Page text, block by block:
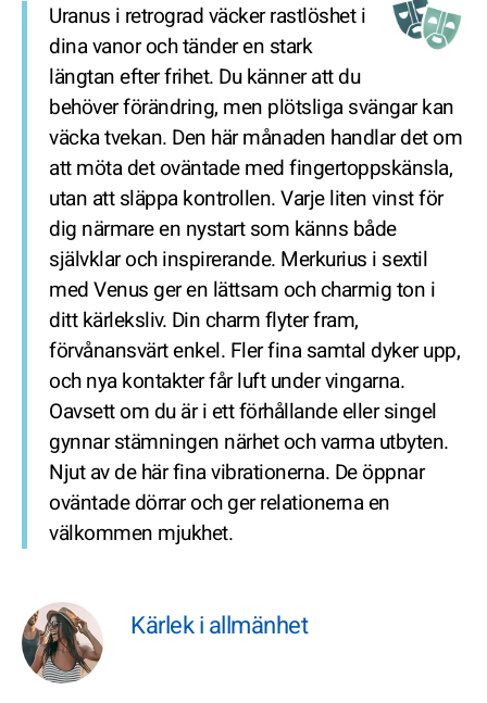
Uranus i retrograd väcker rastlöshet i
dina vanor och tänder en stark
längtan efter frihet. Du känner att du
behöver förändring, men plötsliga svängar kan
väcka tvekan. Den här månaden handlar det om
att möta det oväntade med fingertoppskänsla,
utan att släppa kontrollen. Varje liten vinst för
dig närmare en nystart som känns både
självklar och inspirerande. Merkurius i sextil
med Venus ger en lättsam och charmig ton i
ditt kärleksliv. Din charm flyter fram,
förvånansvärt enkel. Fler fina samtal dyker upp,
och nya kontakter får luft under vingarna.
Oavsett om du är i ett förhållande eller singel
gynnar stämningen närhet och varma utbyten.
Njut av de här fina vibrationerna. De öppnar
oväntade dörrar och ger relationerna en
välkommen mjukhet.
Kärlek i allmänhet